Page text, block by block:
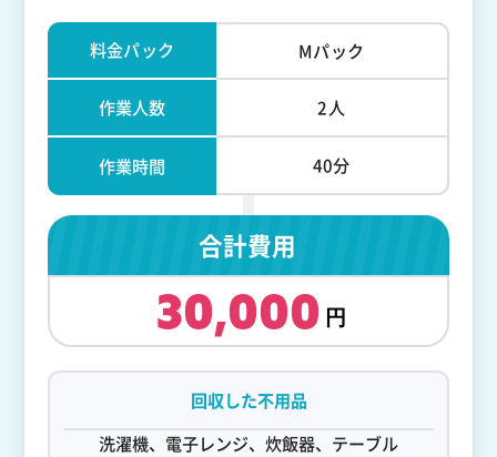
料金パック Mパック
作業人数 2人
作業時間 40分
合計費用
30,000
回収した不用品
洗濯機、電子レンジ、炊飯器、テーブル